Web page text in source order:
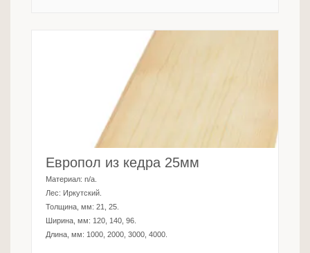
Европол из кедра 25мм
Материал: n/a
Лес: Иркутский
Толщина, мм: 21, 25
Ширина, мм: 120, 140, 96
Длина, мм: 1000, 2000, 3000, 4000